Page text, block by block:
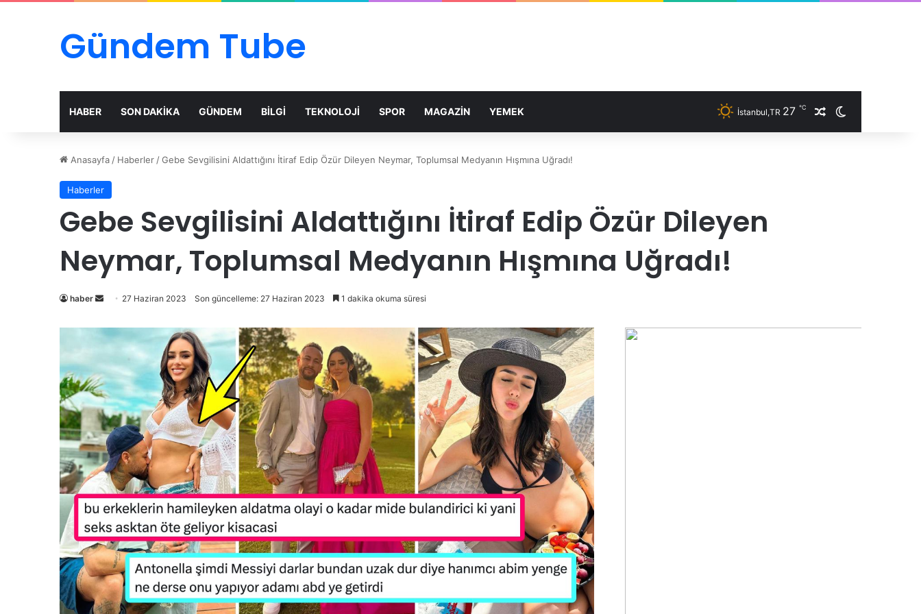
Gündem Tube
HABER SON DAKİKA GÜNDEM BİLGİ TEKNOLOJİ SPOR MAGAZİN YEMEK İstanbul,TR 27 ℃
Anasayfa / Haberler /Gebe Sevgilisini Aldattığını İtiraf Edip Özür Dileyen Neymar, Toplumsal Medyanın Hışmına Uğradı!
Haberler
Gebe Sevgilisini Aldattığını İtiraf Edip Özür Dileyen
Neymar, Toplumsal Medyanın Hışmına Uğradı!
haber
Bir
posta
göndermek
27 Haziran 2023 Son güncelleme: 27 Haziran 2023 1 dakika okuma süresi